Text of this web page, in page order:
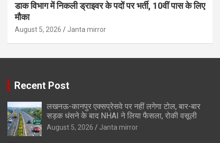
डाक विभाग में निकली ड्राइवर के पदों पर भर्ती, 10वीं पास के लिए
मौका
August 5, 2026 Janta mirror
Recent Post
लखनऊ-कानपुर एक्सप्रेसवे पर नहीं लगेगा टोल, बार-बार
सड़क धंसने के बाद NHAI ने लिया फैसला, रोकी वसूली
August 5, 2026 Janta mirror